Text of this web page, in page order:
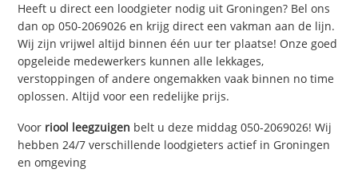
Heeft u direct een loodgieter nodig uit Groningen? Bel ons
dan op 050-2069026 en krijg direct een vakman aan de lijn.
Wij zijn vrijwel altijd binnen één uur ter plaatse! Onze goed
opgeleide medewerkers kunnen alle lekkages,
verstoppingen of andere ongemakken vaak binnen no time
oplossen. Altijd voor een redelijke prijs.
Voor riool leegzuigen belt u deze middag 050-2069026! Wij
hebben 24/7 verschillende loodgieters actief in Groningen
en omgeving